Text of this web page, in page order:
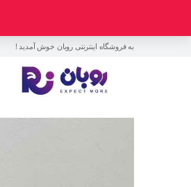
به فروشگاه اینترنتی روبان خوش آمدید !